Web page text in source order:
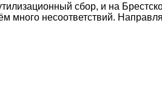
сбор, и на
несоответствий.